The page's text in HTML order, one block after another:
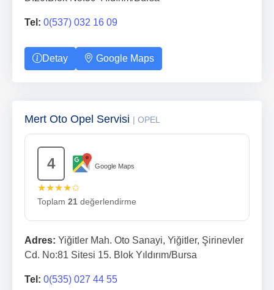
Tel: 0(537) 032 16 09
Detay Google Maps
Mert Oto Opel Servisi | OPEL
4 Google Maps
★★★★✩
Toplam 21 değerlendirme
Adres: Yiğitler Mah. Oto Sanayi, Yiğitler, Şirinevler
Cd. No:81 Sitesi 15. Blok Yıldırım/Bursa
Tel: 0(535) 027 44 55